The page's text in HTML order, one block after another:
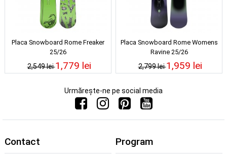
Placa Snowboard Rome Freaker
25/26
2,549 lei1,779 lei
Placa Snowboard Rome Womens
Ravine 25/26
2,799 lei1,959 lei
Urmărește-ne pe social media
Contact Program